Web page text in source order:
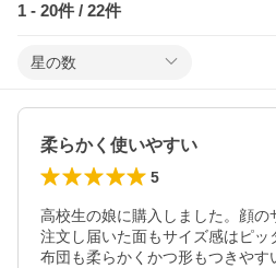
1 - 20件 / 22件
星の数
柔らかく使いやすい
5
高校生の娘に購入しました。顔の
注文し届いた面もサイズ感はピッ
布団も柔らかくかつ形もつきやす